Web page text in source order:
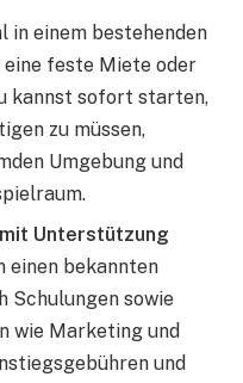
in einem bestehenden
feste Miete oder
kannst sofort starten,
zu müssen,
Umgebung und
Unterstützung
einen bekannten
Schulungen sowie
wie Marketing und
und